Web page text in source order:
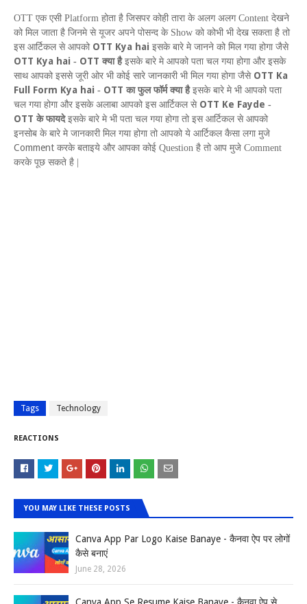
OTT एक एसी Platform होता है जिसपर कोही तारा के अलग अलग Content देखने
को मिल जाता है जिनमे से यूजर अपने पोसन्द के Show को कोभी भी देख सकता है तो
इस आर्टिकल से आपको OTT Kya hai इसके बारे मे जानने को मिल गया होगा जैसे
OTT Kya hai - OTT क्या है इसके बारे मे आपको पता चल गया होगा और इसके
साथ आपको इससे जूरी ओर भी कोई सारे जानकारी भी मिल गया होगा जैसे OTT Ka
Full Form Kya hai - OTT का फुल फॉर्म क्या है इसके बारे मे भी आपको पता
चल गया होगा और इसके अलाबा आपको इस आर्टिकल से OTT Ke Fayde -
OTT के फायदेइसके बारे मे भी पता चल गया होगा तो इस आर्टिकल से आपको
इनसोब के बारे मे जानकारी मिल गया होगा तो आपको ये आर्टिकल कैसा लगा मुजे
Comment करके बताइये और आपका कोई Question है तो आप मुजे Comment
करके पूछ सकते है |
Tags Technology
REACTIONS
YOU MAY LIKE THESE POSTS
Canva App Par Logo Kaise Banaye - कैनवा ऐप पर लोगों
कैसे बनाएं
June 28, 2026